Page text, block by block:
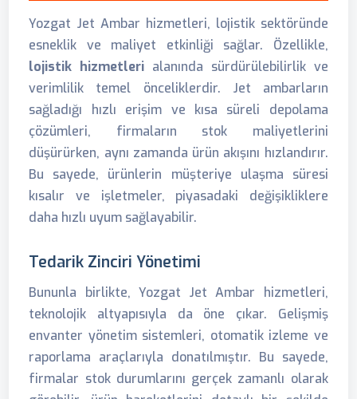
Yozgat Jet Ambar hizmetleri, lojistik sektöründe
esneklik ve maliyet etkinliği sağlar. Özellikle,
lojistik hizmetleri alanında sürdürülebilirlik ve
verimlilik temel önceliklerdir. Jet ambarların
sağladığı hızlı erişim ve kısa süreli depolama
çözümleri, firmaların stok maliyetlerini
düşürürken, aynı zamanda ürün akışını hızlandırır.
Bu sayede, ürünlerin müşteriye ulaşma süresi
kısalır ve işletmeler, piyasadaki değişikliklere
daha hızlı uyum sağlayabilir.
Tedarik Zinciri Yönetimi
Bununla birlikte, Yozgat Jet Ambar hizmetleri,
teknolojik altyapısıyla da öne çıkar. Gelişmiş
envanter yönetim sistemleri, otomatik izleme ve
raporlama araçlarıyla donatılmıştır. Bu sayede,
firmalar stok durumlarını gerçek zamanlı olarak